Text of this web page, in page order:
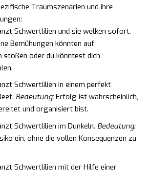
Traumszenarien und ihre
Schwertlilien und sie welken sofort.
Bemühungen könnten auf
stoßen oder du könntest dich
Schwertlilien in einem perfekt
Bedeutung:Erfolg ist wahrscheinlich,
und organisiert bist.
Schwertlilien im Dunkeln. Bedeutung:
ein, ohne die vollen Konsequenzen zu
Schwertlilien mit der Hilfe einer